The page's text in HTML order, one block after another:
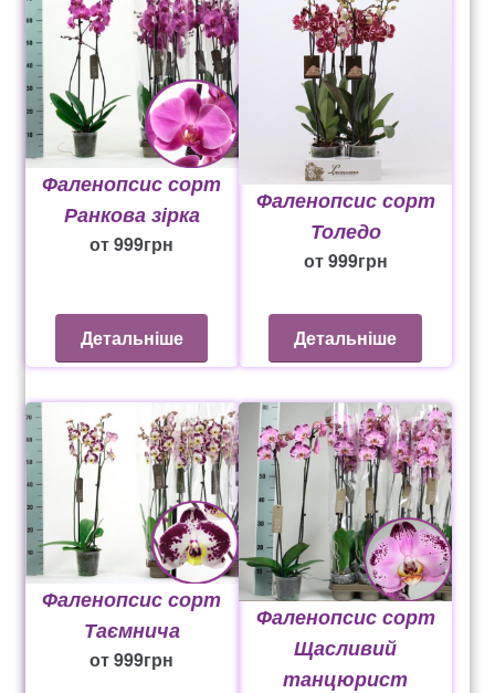
Фаленопсис сорт
Ранкова зірка
от999грн
Детальніше
Фаленопсис сорт
Толедо
от999грн
Детальніше
Фаленопсис сорт
Таємнича
от999грн
Фаленопсис сорт
Щасливий
танцюрист